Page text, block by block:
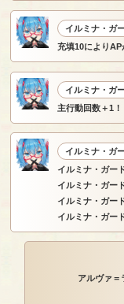
イルミナ・ガ
充填10によりAP
イルミナ・ガ
主行動回数＋1！
イルミナ・ガ
イルミナ・ガー
イルミナ・ガー
イルミナ・ガー
イルミナ・ガー
アルヴァ＝